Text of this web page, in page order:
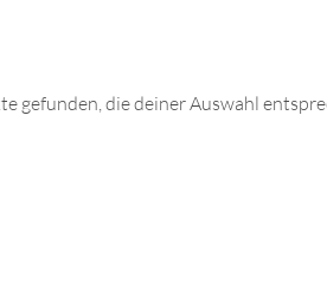
gefunden, die deiner Auswahl